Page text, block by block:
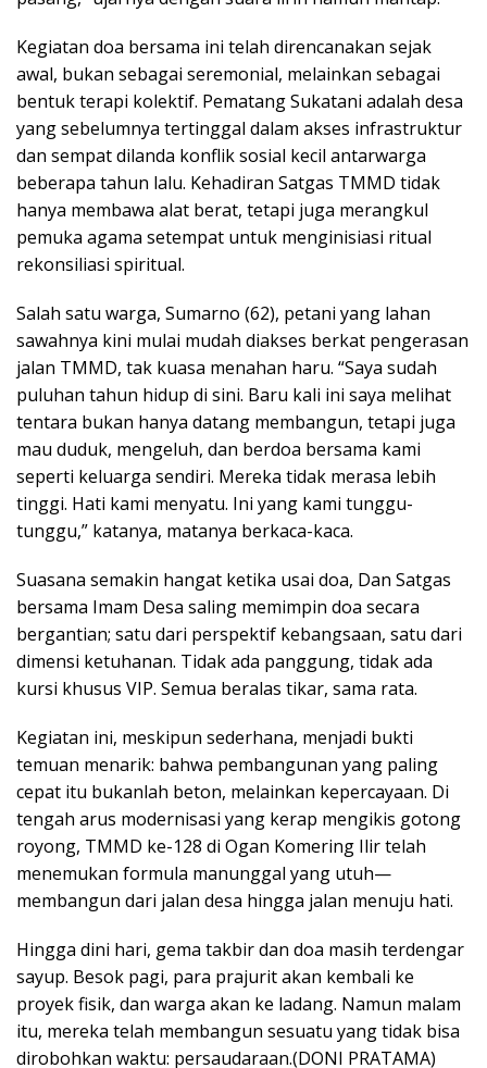
Kegiatan doa bersama ini telah direncanakan sejak
awal, bukan sebagai seremonial, melainkan sebagai
bentuk terapi kolektif. Pematang Sukatani adalah desa
yang sebelumnya tertinggal dalam akses infrastruktur
dan sempat dilanda konflik sosial kecil antarwarga
beberapa tahun lalu. Kehadiran Satgas TMMD tidak
hanya membawa alat berat, tetapi juga merangkul
pemuka agama setempat untuk menginisiasi ritual
rekonsiliasi spiritual.
Salah satu warga, Sumarno (62), petani yang lahan
sawahnya kini mulai mudah diakses berkat pengerasan
jalan TMMD, tak kuasa menahan haru. “Saya sudah
puluhan tahun hidup di sini. Baru kali ini saya melihat
tentara bukan hanya datang membangun, tetapi juga
mau duduk, mengeluh, dan berdoa bersama kami
seperti keluarga sendiri. Mereka tidak merasa lebih
tinggi. Hati kami menyatu. Ini yang kami tunggu-
tunggu,” katanya, matanya berkaca-kaca.
Suasana semakin hangat ketika usai doa, Dan Satgas
bersama Imam Desa saling memimpin doa secara
bergantian; satu dari perspektif kebangsaan, satu dari
dimensi ketuhanan. Tidak ada panggung, tidak ada
kursi khusus VIP. Semua beralas tikar, sama rata.
Kegiatan ini, meskipun sederhana, menjadi bukti
temuan menarik: bahwa pembangunan yang paling
cepat itu bukanlah beton, melainkan kepercayaan. Di
tengah arus modernisasi yang kerap mengikis gotong
royong, TMMD ke-128 di Ogan Komering Ilir telah
menemukan formula manunggal yang utuh—
membangun dari jalan desa hingga jalan menuju hati.
Hingga dini hari, gema takbir dan doa masih terdengar
sayup. Besok pagi, para prajurit akan kembali ke
proyek fisik, dan warga akan ke ladang. Namun malam
itu, mereka telah membangun sesuatu yang tidak bisa
dirobohkan waktu: persaudaraan.(DONI PRATAMA)